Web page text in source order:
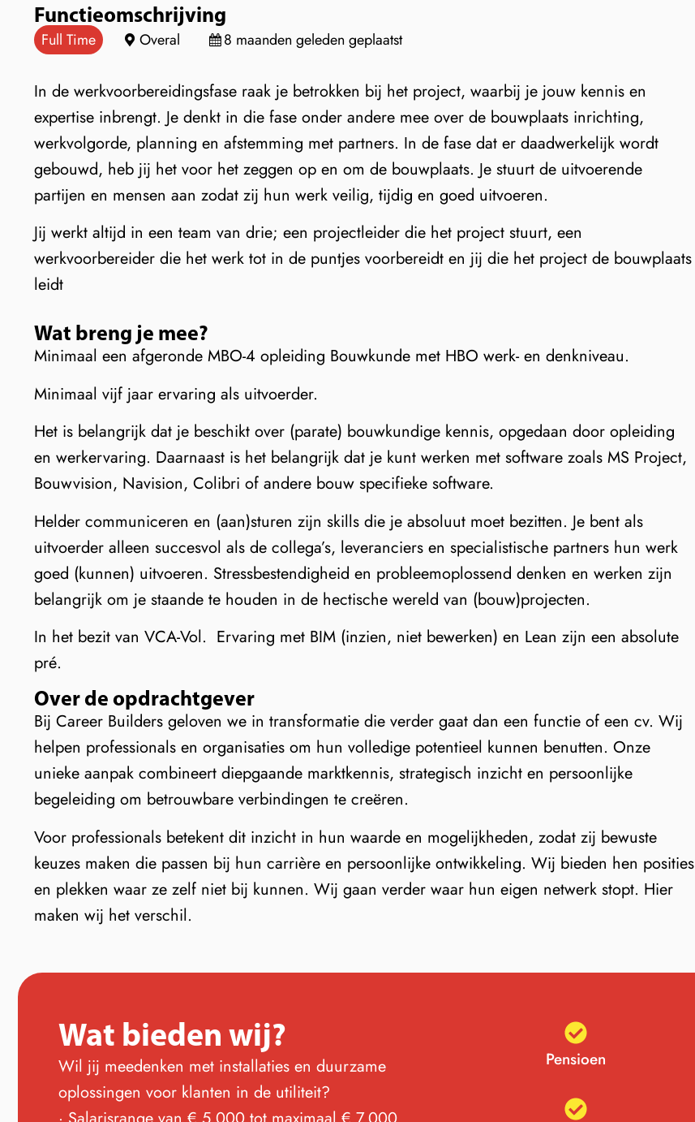
Functieomschrijving
Full Time Overal 8 maanden geleden geplaatst
In de werkvoorbereidingsfase raak je betrokken bij het project, waarbij je jouw kennis en
expertise inbrengt. Je denkt in die fase onder andere mee over de bouwplaats inrichting,
werkvolgorde, planning en afstemming met partners. In de fase dat er daadwerkelijk wordt
gebouwd, heb jij het voor het zeggen op en om de bouwplaats. Je stuurt de uitvoerende
partijen en mensen aan zodat zij hun werk veilig, tijdig en goed uitvoeren.
Jij werkt altijd in een team van drie; een projectleider die het project stuurt, een
werkvoorbereider die het werk tot in de puntjes voorbereidt en jij die het project de bouwplaats
leidt
Wat breng je mee?
Minimaal een afgeronde MBO-4 opleiding Bouwkunde met HBO werk- en denkniveau.
Minimaal vijf jaar ervaring als uitvoerder.
Het is belangrijk dat je beschikt over (parate) bouwkundige kennis, opgedaan door opleiding
en werkervaring. Daarnaast is het belangrijk dat je kunt werken met software zoals MS Project,
Bouwvision, Navision, Colibri of andere bouw specifieke software.
Helder communiceren en (aan)sturen zijn skills die je absoluut moet bezitten. Je bent als
uitvoerder alleen succesvol als de collega’s, leveranciers en specialistische partners hun werk
goed (kunnen) uitvoeren. Stressbestendigheid en probleemoplossend denken en werken zijn
belangrijk om je staande te houden in de hectische wereld van (bouw)projecten.
In het bezit van VCA-Vol. Ervaring met BIM (inzien, niet bewerken) en Lean zijn een absolute
pré.
Over de opdrachtgever
Bij Career Builders geloven we in transformatie die verder gaat dan een functie of een cv. Wij
helpen professionals en organisaties om hun volledige potentieel kunnen benutten. Onze
unieke aanpak combineert diepgaande marktkennis, strategisch inzicht en persoonlijke
begeleiding om betrouwbare verbindingen te creëren.
Voor professionals betekent dit inzicht in hun waarde en mogelijkheden, zodat zij bewuste
keuzes maken die passen bij hun carrière en persoonlijke ontwikkeling. Wij bieden hen posities
en plekken waar ze zelf niet bij kunnen. Wij gaan verder waar hun eigen netwerk stopt. Hier
maken wij het verschil.
Wat bieden wij?
Wil jij meedenken met installaties en duurzame
oplossingen voor klanten in de utiliteit?
Pensioen